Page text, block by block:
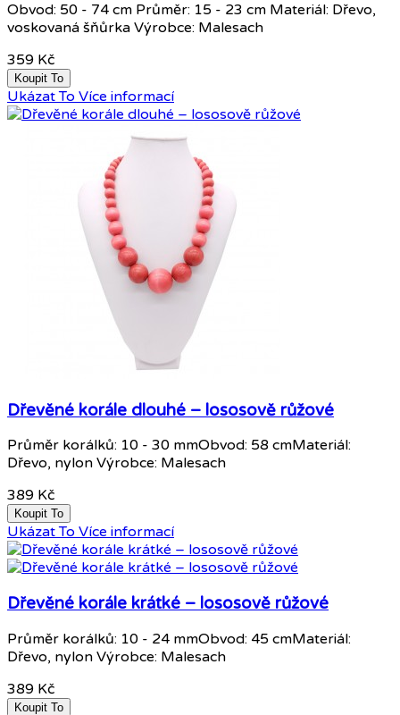
Obvod: 50 - 74 cm Průměr: 15 - 23 cm Materiál: Dřevo,
voskovaná šňůrka Výrobce: Malesach
359 Kč
Koupit To
Ukázat To Více informací
Dřevěné korále dlouhé – lososově růžové
Průměr korálků: 10 - 30 mmObvod: 58 cmMateriál:
Dřevo, nylon Výrobce: Malesach
389 Kč
Koupit To
Ukázat To Více informací
Dřevěné korále krátké – lososově růžové
Průměr korálků: 10 - 24 mmObvod: 45 cmMateriál:
Dřevo, nylon Výrobce: Malesach
389 Kč
Koupit To